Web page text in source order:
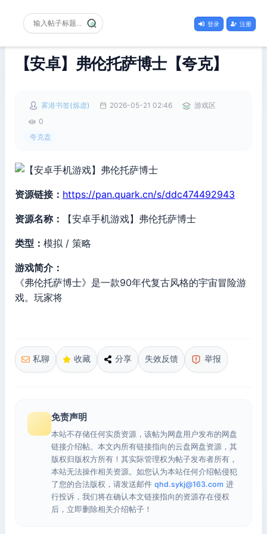
登录 注册
【安卓】弗伦托萨博士【夸克】
雾港书签(炼虚) 2026-05-21 02:46
游戏区
0
夸克盘
资源链接： https://pan.quark.cn/s/ddc474492943
资源名称： 【安卓手机游戏】弗伦托萨博士
类型： 模拟 / 策略
游戏简介：
《弗伦托萨博士》是一款90年代复古风格的宇宙冒险游
戏。玩家将
私聊 收藏 分享 失效反馈 举报
免责声明
本站不存储任何实质资源，该帖为网盘用户发布的网盘
链接介绍帖。本文内所有链接指向的云盘网盘资源，其
版权归版权方所有！其实际管理权为帖子发布者所有，
本站无法操作相关资源。如您认为本站任何介绍帖侵犯
了您的合法版权，请发送邮件 qhd.sykj@163.com 进
行投诉，我们将在确认本文链接指向的资源存在侵权
后，立即删除相关介绍帖子！